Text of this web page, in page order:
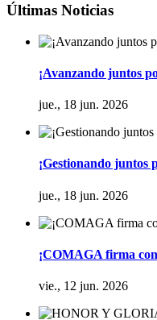
Últimas Noticias
¡Avanzando juntos
jue., 18 jun. 2026
¡Gestionando juntos
jue., 18 jun. 2026
¡COMAGA firma
vie., 12 jun. 2026